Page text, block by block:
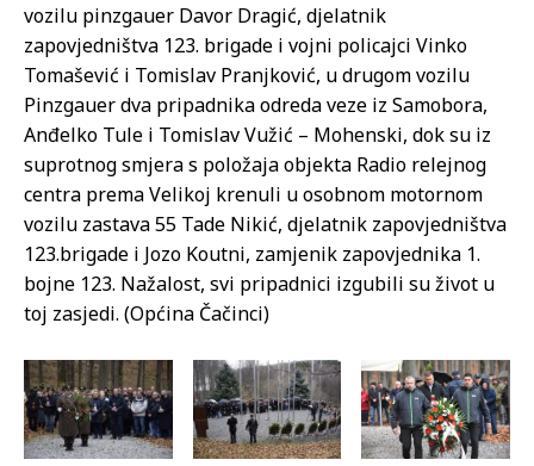
vozilu pinzgauer Davor Dragić, djelatnik
zapovjedništva 123. brigade i vojni policajci Vinko
Tomašević i Tomislav Pranjković, u drugom vozilu
Pinzgauer dva pripadnika odreda veze iz Samobora,
Anđelko Tule i Tomislav Vužić – Mohenski, dok su iz
suprotnog smjera s položaja objekta Radio relejnog
centra prema Velikoj krenuli u osobnom motornom
vozilu zastava 55 Tade Nikić, djelatnik zapovjedništva
123.brigade i Jozo Koutni, zamjenik zapovjednika 1.
bojne 123. Nažalost, svi pripadnici izgubili su život u
toj zasjedi. (Općina Čačinci)